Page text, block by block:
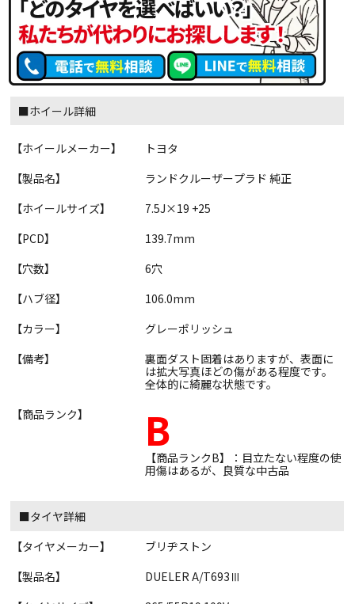
■ホイール詳細
【ホイールメーカー】
トヨタ
【製品名】
ランドクルーザープラド 純正
【ホイールサイズ】
7.5J×19 +25
【PCD】
139.7mm
【穴数】
6穴
【ハブ径】
106.0mm
【カラー】
グレーポリッシュ
【備考】
裏面ダスト固着はありますが、表面に
は拡大写真ほどの傷がある程度です。
全体的に綺麗な状態です。
【商品ランク】
B
【商品ランクB】：目立たない程度の使
用傷はあるが、良質な中古品
■タイヤ詳細
【タイヤメーカー】
ブリヂストン
【製品名】
DUELER A/T693Ⅲ